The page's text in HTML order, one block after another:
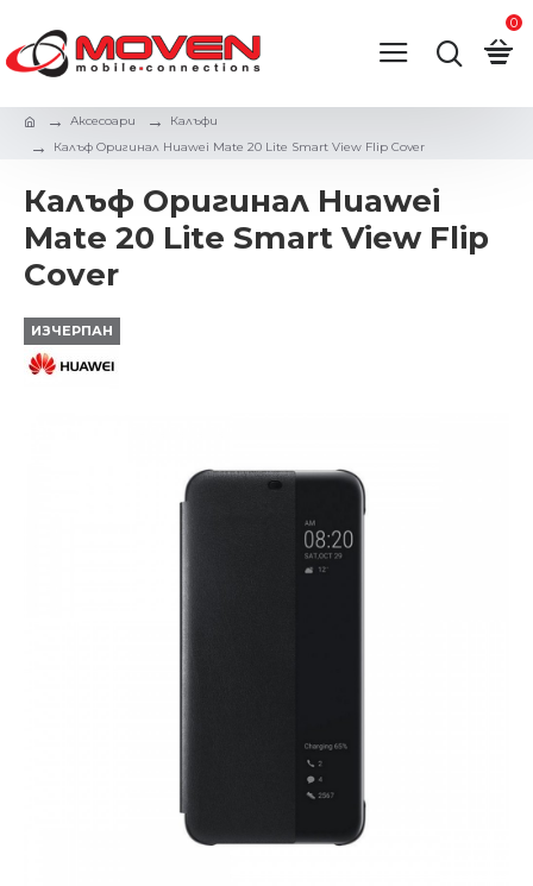
0
Аксесоари
Калъфи
Калъф Оригинал Huawei Mate 20 Lite Smart View Flip Cover
Калъф Оригинал Huawei
Mate 20 Lite Smart View Flip
Cover
ИЗЧЕРПАН